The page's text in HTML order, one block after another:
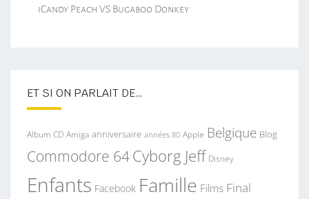
iCandy Peach VS Bugaboo Donkey
ET SI ON PARLAIT DE…
Album CD Amiga anniversaire années 80 Apple Belgique Blog
Commodore 64Cyborg Jeff Disney
Enfants Facebook Famille Films Final